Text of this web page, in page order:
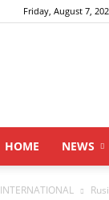
Friday, August 7,
HOME NEWS
INTERNATIONAL